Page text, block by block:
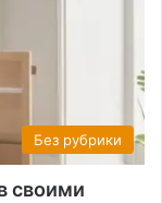
Без рубрики
своими